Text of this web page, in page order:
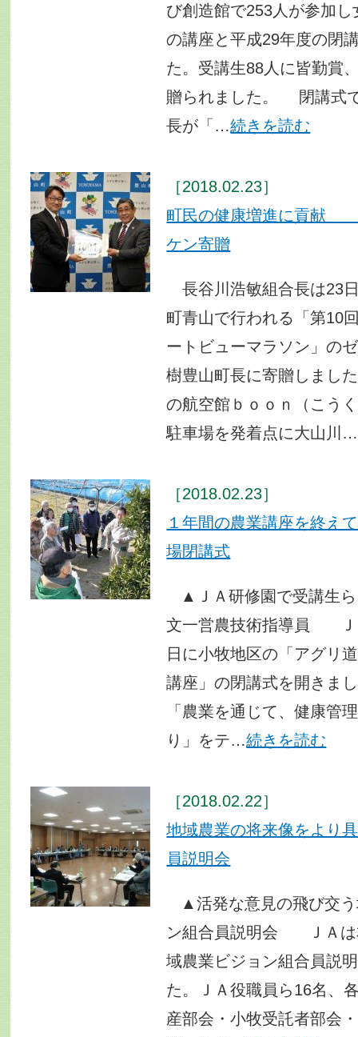
び創造館で253人が参加
の講座と平成29年度の閉
た。受講生88人に皆勤賞
贈られました。 閉講式
長が「…続きを読む
［2018.02.23］
町民の健康増進に
ケン寄贈
長谷川浩敏組合長は23
町青山で行われる「第10
ートビューマラソン」の
樹豊山町長に寄贈しまし
の航空館ｂｏｏｎ（こう
駐車場を発着点に大山川…
［2018.02.23］
１年間の農業講座を
場閉講式
▲ＪＡ研修園で受講生ら
文一営農技術指導員 Ｊ
日に小牧地区の「アグリ
講座」の閉講式を開きま
「農業を通じて、健康管
り」をテ…続きを読む
［2018.02.22］
地域農業の将来像をよ
員説明会
▲活発な意見の飛び交う
ン組合員説明会 ＪＡは
域農業ビジョン組合員説
た。ＪＡ役職員ら16名、
産部会・小牧受託者部会